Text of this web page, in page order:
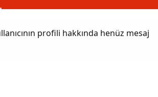
profili hakkında henüz mesaj